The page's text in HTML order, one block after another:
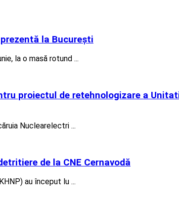
la București
la o masă rotund ...
proiectul de retehnologizare a
Nuclearelectri ...
de la CNE Cernavodă
au început lu ...